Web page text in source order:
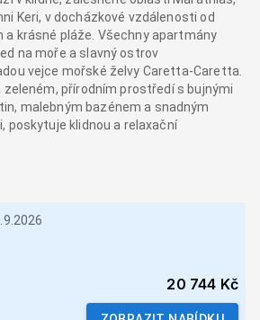
Keri, v docházkové vzdálenosti od
krásné pláže. Všechny apartmány
na moře a slavný ostrov
vejce mořské želvy Caretta-Caretta.
zeleném, přírodním prostředí s bujnými
malebným bazénem a snadným
poskytuje klidnou a relaxační
20 744 Kč